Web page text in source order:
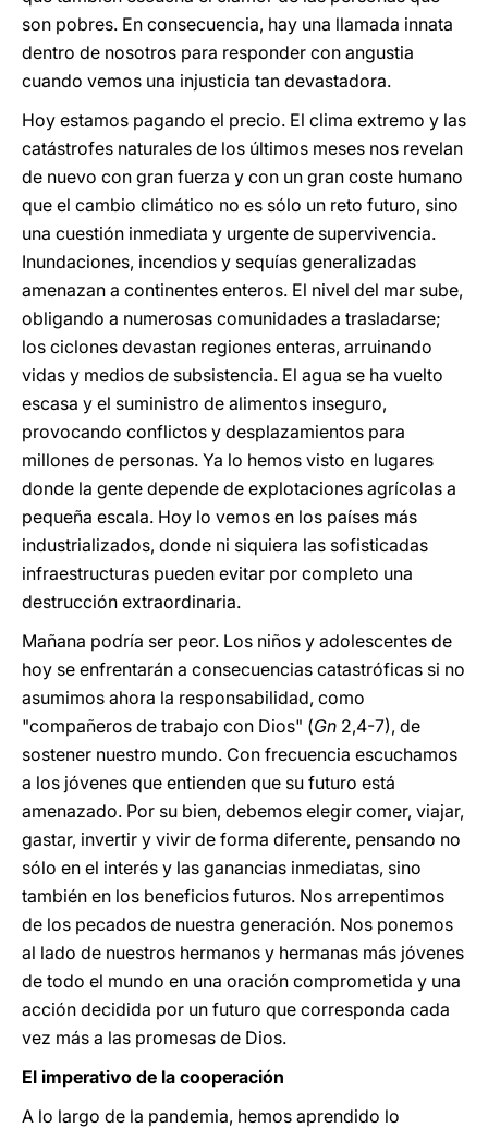
son pobres. En consecuencia, hay una llamada innata
dentro de nosotros para responder con angustia
cuando vemos una injusticia tan devastadora.
Hoy estamos pagando el precio. El clima extremo y las
catástrofes naturales de los últimos meses nos revelan
de nuevo con gran fuerza y con un gran coste humano
que el cambio climático no es sólo un reto futuro, sino
una cuestión inmediata y urgente de supervivencia.
Inundaciones, incendios y sequías generalizadas
amenazan a continentes enteros. El nivel del mar sube,
obligando a numerosas comunidades a trasladarse;
los ciclones devastan regiones enteras, arruinando
vidas y medios de subsistencia. El agua se ha vuelto
escasa y el suministro de alimentos inseguro,
provocando conflictos y desplazamientos para
millones de personas. Ya lo hemos visto en lugares
donde la gente depende de explotaciones agrícolas a
pequeña escala. Hoy lo vemos en los países más
industrializados, donde ni siquiera las sofisticadas
infraestructuras pueden evitar por completo una
destrucción extraordinaria.
Mañana podría ser peor. Los niños y adolescentes de
hoy se enfrentarán a consecuencias catastróficas si no
asumimos ahora la responsabilidad, como
"compañeros de trabajo con Dios" (Gn 2,4-7), de
sostener nuestro mundo. Con frecuencia escuchamos
a los jóvenes que entienden que su futuro está
amenazado. Por su bien, debemos elegir comer, viajar,
gastar, invertir y vivir de forma diferente, pensando no
sólo en el interés y las ganancias inmediatas, sino
también en los beneficios futuros. Nos arrepentimos
de los pecados de nuestra generación. Nos ponemos
al lado de nuestros hermanos y hermanas más jóvenes
de todo el mundo en una oración comprometida y una
acción decidida por un futuro que corresponda cada
vez más a las promesas de Dios.
El imperativo de la cooperación
A lo largo de la pandemia, hemos aprendido lo